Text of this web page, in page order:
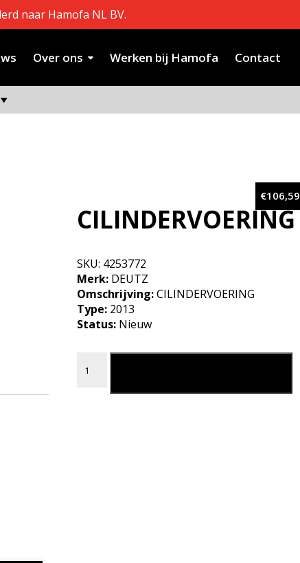
naar Hamofa NL BV.
Over ons Werken bij Hamofa Contact
CILINDERVOERING
€106,59
SKU: 4253772
Merk: DEUTZ
Omschrijving:CILINDERVOERING
Type: 2013
Status: Nieuw